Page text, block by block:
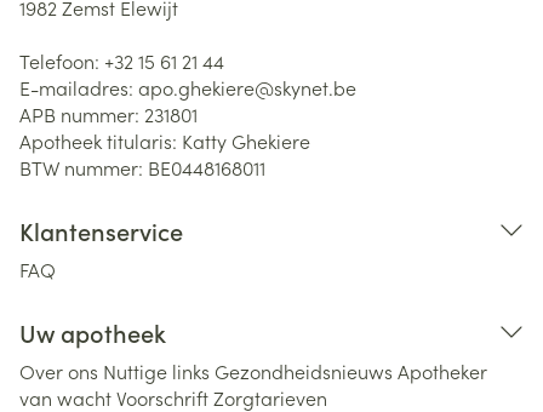
1982 Zemst Elewijt
Telefoon: +32 15 61 21 44
E-mailadres: apo.ghekiere@skynet.be
APB nummer: 231801
Apotheek titularis: Katty Ghekiere
BTW nummer: BE0448168011
Klantenservice
FAQ
Uw apotheek
Over ons Nuttige links Gezondheidsnieuws Apotheker
van wachtVoorschriftZorgtarieven